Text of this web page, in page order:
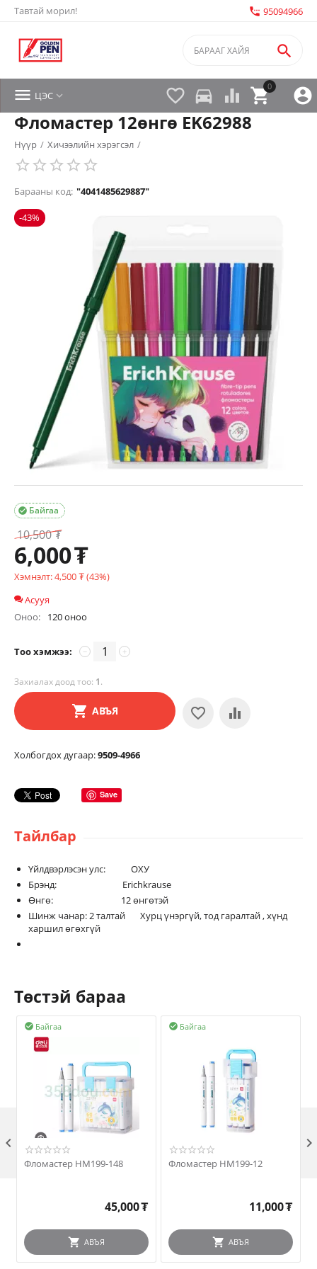
Тавтай морил! settings_phone 95094966


0

 directions_car 
 ЦЭС 
Фломастер 12өнгө EK62988
Нүүр / Хичээлийн хэрэгсэл /
Барааны код: "4041485629887"
-43%
Байгаа

10,500₮
6,000₮
Хэмнэлт:4,500₮(43%)
Асууя
Оноо:
120 оноо
Тоо хэмжээ: +
−
Захиалах доод тоо: 1.
АВЪЯ
Холбогдох дугаар:9509-4966
Save
Тайлбар
Үйлдвэрлэсэн улс: ОХУ
Брэнд: Erichkrause
Өнгө: 12 өнгөтэй
Шинж чанар: 2 талтай Хурц үнэргүй, тод гаралтай , хүнд
харшил өгөхгүй
Төстэй бараа
Байгаа

Фломастер HM199-148
45,000₮
АВЪЯ
Байгаа

Фломастер HM199-12
11,000₮
АВЪЯ
 